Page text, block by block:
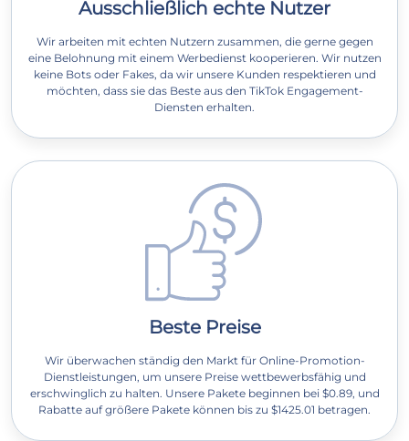
Ausschließlich echte Nutzer
Wir arbeiten mit echten Nutzern zusammen, die gerne gegen
eine Belohnung mit einem Werbedienst kooperieren. Wir nutzen
keine Bots oder Fakes, da wir unsere Kunden respektieren und
möchten, dass sie das Beste aus den TikTok Engagement-
Diensten erhalten.
Beste Preise
Wir überwachen ständig den Markt für Online-Promotion-
Dienstleistungen, um unsere Preise wettbewerbsfähig und
erschwinglich zu halten. Unsere Pakete beginnen bei $0.89, und
Rabatte auf größere Pakete können bis zu $1425.01 betragen.